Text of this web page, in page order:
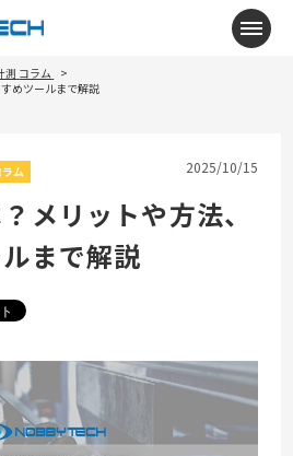
メニ
測 コラム
めツールまで解説
ラム 2025/10/15
メリットや方法、
まで解説